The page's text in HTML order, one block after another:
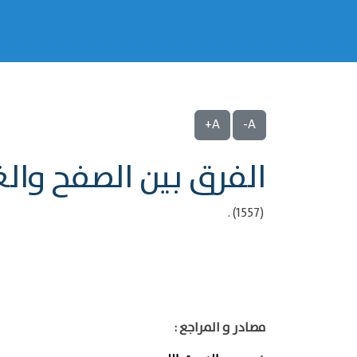
A-
A+
الفرق بين الصفح
(1557) .
مصادر و المراجع :